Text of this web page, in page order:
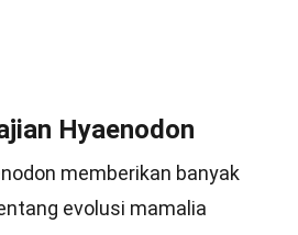
Hyaenodon
memberikan banyak
evolusi mamalia